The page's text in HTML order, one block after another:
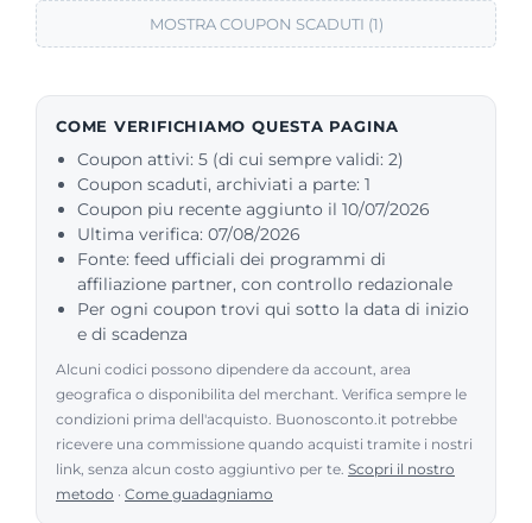
MOSTRA COUPON SCADUTI (1)
COME VERIFICHIAMO QUESTA PAGINA
Coupon attivi: 5 (di cui sempre validi: 2)
Coupon scaduti, archiviati a parte: 1
Coupon piu recente aggiunto il 10/07/2026
Ultima verifica: 07/08/2026
Fonte: feed ufficiali dei programmi di
affiliazione partner, con controllo redazionale
Per ogni coupon trovi qui sotto la data di inizio
e di scadenza
Alcuni codici possono dipendere da account, area
geografica o disponibilita del merchant. Verifica sempre le
condizioni prima dell'acquisto. Buonosconto.it potrebbe
ricevere una commissione quando acquisti tramite i nostri
link, senza alcun costo aggiuntivo per te. Scopri il nostro
metodo · Come guadagniamo